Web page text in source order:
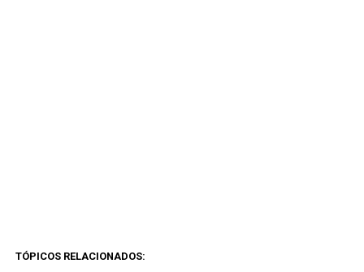
TÓPICOS RELACIONADOS: